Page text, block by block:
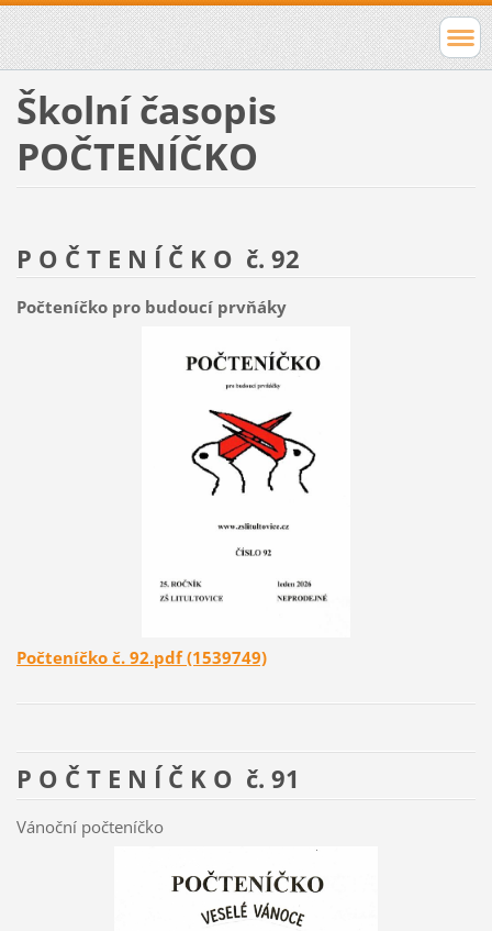
Školní časopis
POČTENÍČKO
P O Č T E N Í Č K O č. 92
Počteníčko pro budoucí prvňáky
Počteníčko č. 92.pdf (1539749)
P O Č T E N Í Č K O č. 91
Vánoční počteníčko